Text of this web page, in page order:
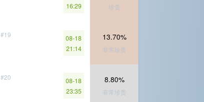
16:29
珍贵
#19
08-18
21:14
13.70%
非常珍贵
#20
08-18
23:35
8.80%
非常珍贵